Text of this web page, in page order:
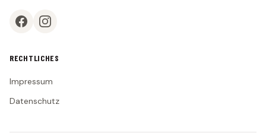
RECHTLICHES
Impressum
Datenschutz